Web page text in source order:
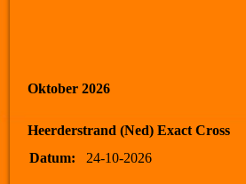
Oktober 2026
Heerderstrand (Ned) Exact Cross
Datum:
24-10-2026